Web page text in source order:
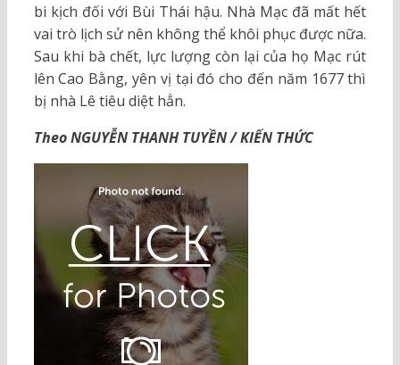
bi kịch đối với Bùi Thái hậu. Nhà Mạc đã mất hết
vai trò lịch sử nên không thể khôi phục được nữa.
Sau khi bà chết, lực lượng còn lại của họ Mạc rút
lên Cao Bằng, yên vị tại đó cho đến năm 1677 thì
bị nhà Lê tiêu diệt hẳn.
Theo NGUYỄN THANH TUYỀN / KIẾN THỨC